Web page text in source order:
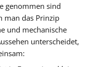
genommen sind
man das Prinzip
und mechanische
unterscheidet,